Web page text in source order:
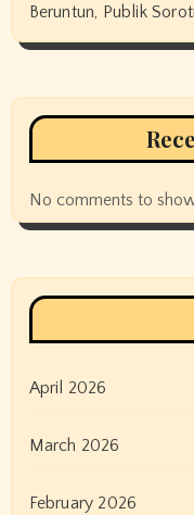
Beruntun, Publik
No comments to
April 2026
March 2026
February 2026